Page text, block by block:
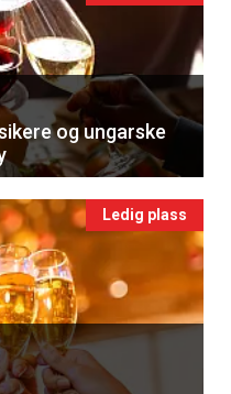
og ungarske
Ledig plass